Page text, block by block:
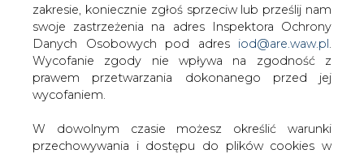
zakresie, koniecznie zgłoś sprzeciw lub prześlij nam
swoje zastrzeżenia na adres Inspektora Ochrony
Danych Osobowych pod adres iod@are.waw.pl
Wycofanie zgody nie wpływa na zgodność z
prawem przetwarzania dokonanego przed jej
wycofaniem.
W dowolnym czasie możesz określić warunki
przechowywania i dostępu do plików cookies w
Ekspozycje, które rozpoczęły się 22 i trwały do 25 maja,
przyciągnęły ponad 500 firm.
- Stoiska zajęły powierzchnię ponad 6 tys. mkw. w
pawilonie nr 1. Wśród wystawców znalazły się firmy z
Austrii, Belgii, Chin, Czech, Finlandii, Francji, Grecji,
mówi Piotr Kubica z MTK.